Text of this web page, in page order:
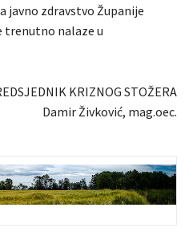
javno zdravstvo Županije
trenutno nalaze u
KRIZNOG STOŽERA
Damir Živković, mag.oec.